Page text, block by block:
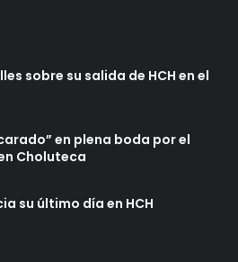
sobre su salida de HCH en el
en plena boda por el
Choluteca
su último día en HCH